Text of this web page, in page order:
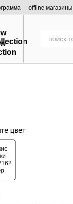
offline магазины
цвет